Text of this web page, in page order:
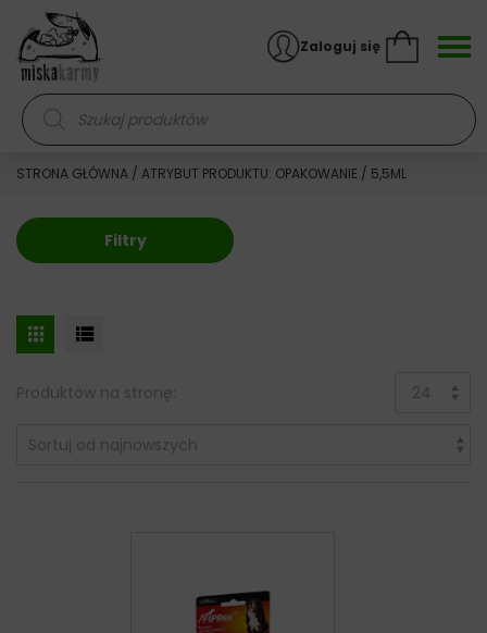
Skocz do treści
Wyszukiwarka produktów
Zaloguj się
STRONA GŁÓWNA / ATRYBUT PRODUKTU: OPAKOWANIE / 5,5ML
Filtry
Produktów na stronę: